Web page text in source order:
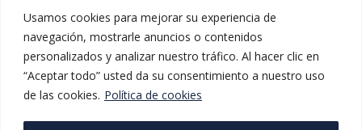
Usamos cookies para mejorar su experiencia de
navegación, mostrarle anuncios o contenidos
personalizados y analizar nuestro tráfico. Al hacer clic en
“Aceptar todo” usted da su consentimiento a nuestro uso
de las cookies. Política de cookies
LEGAL Y PROTECCIÓN
Aviso legal
Política de privacidad
Política de cookies